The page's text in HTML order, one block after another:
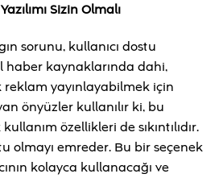
Sizin Olmalı
sorunu, kullanıcı dostu
haber kaynaklarında dahi,
yayınlayabilmek için
önyüzler kullanılır ki, bu
özellikleri de sıkıntılıdır.
olmayı emreder. Bu bir seçenek
kolayca kullanacağı ve